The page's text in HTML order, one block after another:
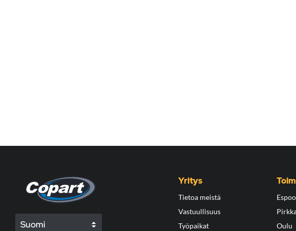
Suomi
Yritys
Tietoa meistä
Vastuullisuus
Työpaikat
Espoo
Oulu